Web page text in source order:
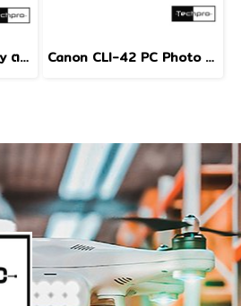
Canon CLI-42 GY Grey ตลับหมึกอิงค์เจ็ท สีเทา Canon CLI-42 PC Photo Cyan ตลับหมึกอิงค์เจ็ท สีฟ้าโฟโต้